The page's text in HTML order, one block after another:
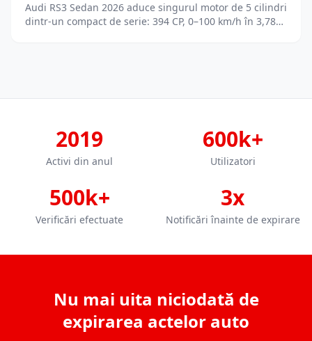
Audi RS3 Sedan 2026 aduce singurul motor de 5 cilindri
dintr-un compact de serie: 394 CP, 0–100 km/h în 3,78…
2019
Activi din anul
600k+
Utilizatori
500k+
Verificări efectuate
3x
Notificări înainte de expirare
Nu mai uita niciodată de
expirarea actelor auto